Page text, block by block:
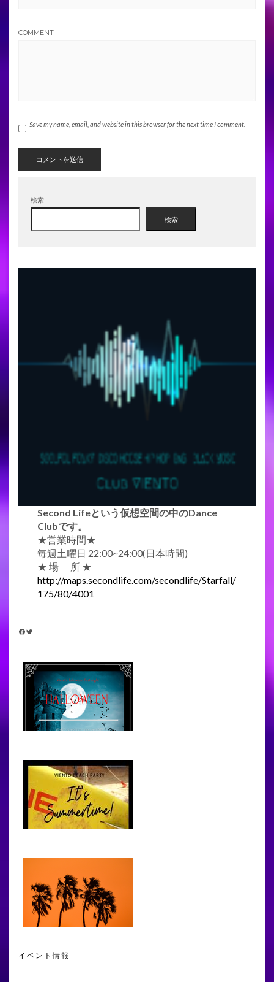
COMMENT
Save my name, email, and website in this browser for the next time I comment.
検索
検索
Second Lifeという仮想空間の中のDance
Clubです。
★営業時間★
毎週土曜日 22:00~24:00(日本時間)
★ 場 所 ★
http://maps.secondlife.com/secondlife/Starfall/
175/80/4001
FACEBOOK TWITTER
イベント情報